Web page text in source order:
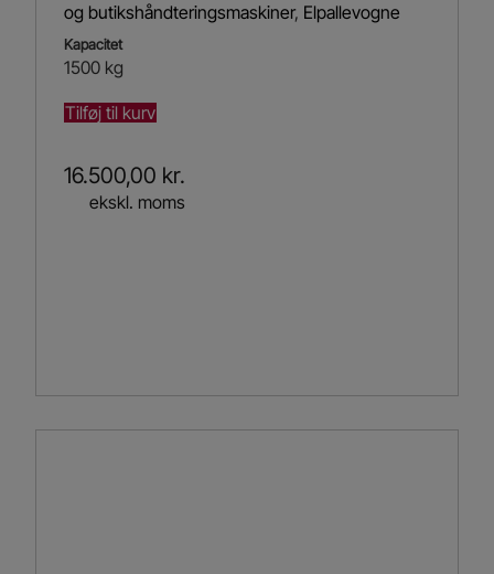
og butikshåndteringsmaskiner, Elpallevogne
Kapacitet
1500 kg
Tilføj til kurv
16.500,00 kr.
ekskl. moms